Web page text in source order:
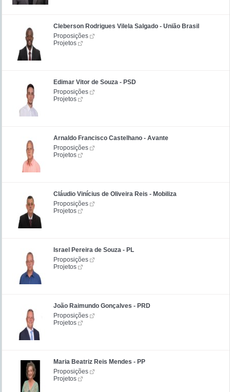
Cleberson Rodrigues Vilela Salgado - União Brasil
Proposições
Projetos
Edimar Vitor de Souza - PSD
Proposições
Projetos
Arnaldo Francisco Castelhano - Avante
Proposições
Projetos
Cláudio Vinícius de Oliveira Reis - Mobiliza
Proposições
Projetos
Israel Pereira de Souza - PL
Proposições
Projetos
João Raimundo Gonçalves - PRD
Proposições
Projetos
Maria Beatriz Reis Mendes - PP
Proposições
Projetos